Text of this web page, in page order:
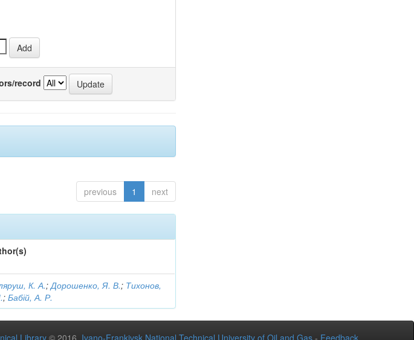
record
previous 1 next
К. А.;Дорошенко, Я. В.; Тихонов,
;Бабій, А. Р.
Library© 2016 Ivano-Frankivsk National Technical University of Oil and Gas - Feedback